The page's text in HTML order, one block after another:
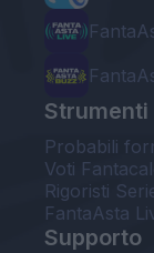
Strumenti
Probabili
Voti
Rigoristi
FantaAsta
Supporto